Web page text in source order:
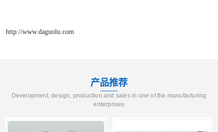
http://www.daguolu.com
产品推荐
Development, design, production and sales in one of the manufacturing
enterprises